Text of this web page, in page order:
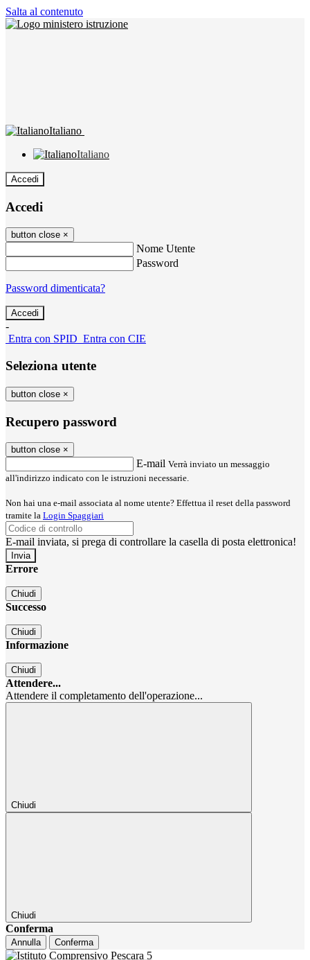
Salta al contenuto
Italiano
Italiano
Accedi
Accedi
button close ×
Nome Utente
Password
Password dimenticata?
-
Entra con SPID Entra con CIE
Seleziona utente
button close ×
Recupero password
button close ×
E-mail Verrà inviato un messaggio
all'indirizzo indicato con le istruzioni necessarie.
Non hai una e-mail associata al nome utente? Effettua il reset della password
tramite la Login Spaggiari
E-mail inviata, si prega di controllare la casella di posta elettronica!
Errore
Chiudi
Successo
Chiudi
Informazione
Chiudi
Attendere...
Attendere il completamento dell'operazione...
Chiudi
Chiudi
Conferma
Annulla Conferma